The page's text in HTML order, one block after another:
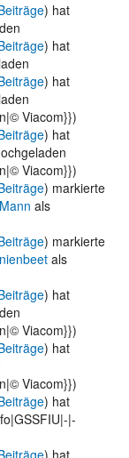
) hat
) hat
) hat
Viacom}})
) hat
Viacom}})
) markierte
als
) markierte
als
) hat
Viacom}})
) hat
Viacom}})
) hat
|-